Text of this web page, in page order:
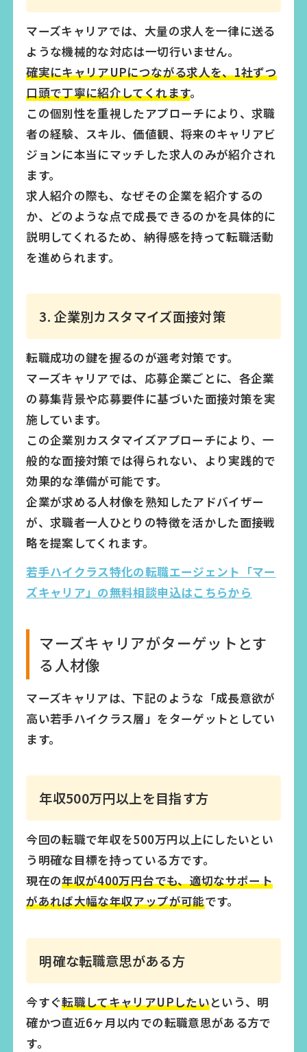
マーズキャリアでは、大量の求人を一律に送る
ような機械的な対応は一切行いません。
確実にキャリアUPにつながる求人を、1社ずつ
口頭で丁寧に紹介してくれます。
この個別性を重視したアプローチにより、求職
者の経験、スキル、価値観、将来のキャリアビ
ジョンに本当にマッチした求人のみが紹介され
ます。
求人紹介の際も、なぜその企業を紹介するの
か、どのような点で成長できるのかを具体的に
説明してくれるため、納得感を持って転職活動
を進められます。
3. 企業別カスタマイズ面接対策
転職成功の鍵を握るのが選考対策です。
マーズキャリアでは、応募企業ごとに、各企業
の募集背景や応募要件に基づいた面接対策を実
施しています。
この企業別カスタマイズアプローチにより、一
般的な面接対策では得られない、より実践的で
効果的な準備が可能です。
企業が求める人材像を熟知したアドバイザー
が、求職者一人ひとりの特徴を活かした面接戦
略を提案してくれます。
若手ハイクラス特化の転職エージェント「マー
ズキャリア」の無料相談申込はこちらから
マーズキャリアがターゲットとす
る人材像
マーズキャリアは、下記のような「成長意欲が
高い若手ハイクラス層」をターゲットとしてい
ます。
年収500万円以上を目指す方
今回の転職で年収を500万円以上にしたいとい
う明確な目標を持っている方です。
現在の年収が400万円台でも、適切なサポート
があれば大幅な年収アップが可能です。
明確な転職意思がある方
今すぐ転職してキャリアUPしたいという、明
確かつ直近6ヶ月以内での転職意思がある方で
す。